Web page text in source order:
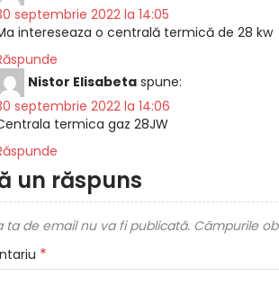
septembrie 2022 la 14:05
intereseaza o centrală termică de 28 kw
Nistor Elisabeta spune:
septembrie 2022 la 14:06
termica gaz 28JW
un răspuns
ta de email nu va fi publicată. Câmpurile
*